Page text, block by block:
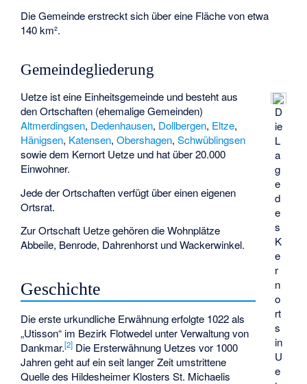
Die Gemeinde erstreckt sich über eine Fläche von etwa
140 km².
Gemeindegliederung
D
ie
L
a
g
e
d
e
s
K
e
r
n
o
rt
s
in
U
e
Uetze ist eine Einheitsgemeinde und besteht aus
den Ortschaften (ehemalige Gemeinden)
Altmerdingsen, Dedenhausen, Dollbergen, Eltze,
Hänigsen, Katensen,Obershagen,Schwüblingsen
sowie dem Kernort Uetze und hat über 20.000
Einwohner.
Jede der Ortschaften verfügt über einen eigenen
Ortsrat.
Zur Ortschaft Uetze gehören die Wohnplätze
Abbeile, Benrode, Dahrenhorst und Wackerwinkel.
Geschichte
Die erste urkundliche Erwähnung erfolgte 1022 als
„Utisson“ im Bezirk Flotwedel unter Verwaltung von
Dankmar.[2] Die Ersterwähnung Uetzes vor 1000
Jahren geht auf ein seit langer Zeit umstrittene
Quelle des Hildesheimer Klosters St. Michaelis